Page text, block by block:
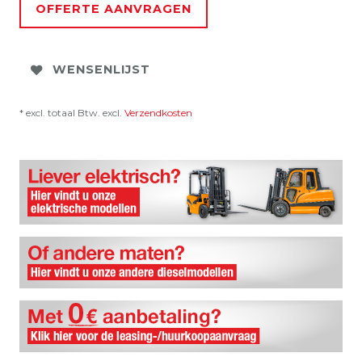
OFFERTE AANVRAGEN
WENSENLIJST
* excl. totaal Btw. excl. Verzendkosten